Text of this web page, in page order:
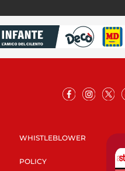
WHISTLEBLOWER
POLICY